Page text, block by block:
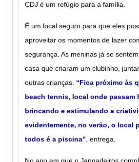
CDJ é um refúgio para a família.
É um local seguro para que eles
aproveitar os momentos de lazer
segurança. As meninas já se
casa que criaram um clubinho,
outras crianças. “Fica próximo às
beach tennis, local onde passam
brincando e estimulando a
evidentemente, no verão, o local
todos é a piscina” , entrega.